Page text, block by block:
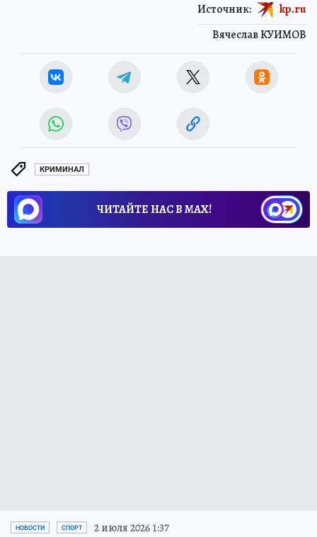
Вячеслав КУИМОВ
Источник: kp.ru
КРИМИНАЛ
ЧИТАЙТЕ НАС В МАХ!
НОВОСТИ СПОРТ 2 июля 2026 1:37